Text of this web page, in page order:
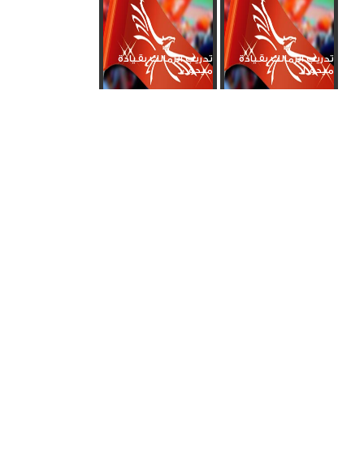
تدريب الزمالك بقيادة
ميدو_1
تدريب الزمالك بقيادة
ميدو_0